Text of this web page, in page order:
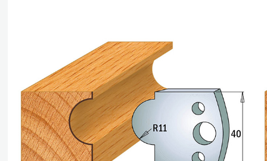
Legg i handlekurv
Sammenlign
Legg i ønskeliste
Beskrivelse